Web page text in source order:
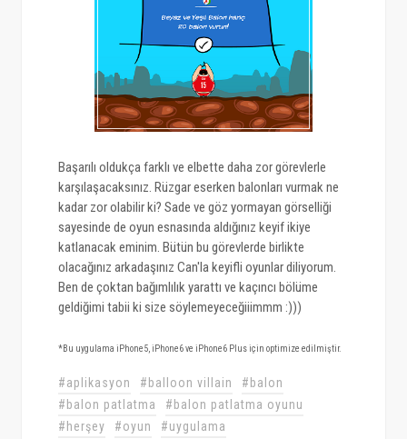
Başarılı oldukça farklı ve elbette daha zor görevlerle
karşılaşacaksınız. Rüzgar eserken balonları vurmak ne
kadar zor olabilir ki? Sade ve göz yormayan görselliği
sayesinde de oyun esnasında aldığınız keyif ikiye
katlanacak eminim. Bütün bu görevlerde birlikte
olacağınız arkadaşınız Can'la keyifli oyunlar diliyorum.
Ben de çoktan bağımlılık yarattı ve kaçıncı bölüme
geldiğimi tabii ki size söylemeyeceğiiimmm :)))
*Bu uygulama iPhone5, iPhone6 ve iPhone6 Plus için optimize edilmiştir.
#aplikasyon #balloon villain
#balon
#balon patlatma
#balon patlatma oyunu
#herşey
#oyun #uygulama